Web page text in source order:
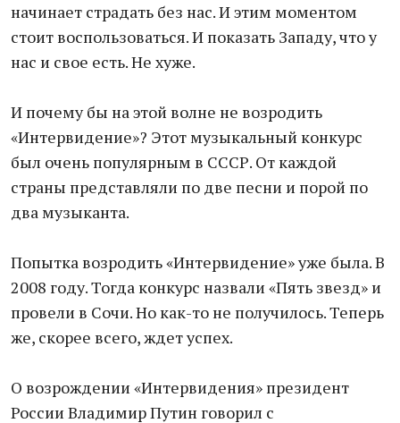
начинает страдать без нас. И этим моментом
стоит воспользоваться. И показать Западу, что у
нас и свое есть. Не хуже.
И почему бы на этой волне не возродить
«Интервидение»? Этот музыкальный конкурс
был очень популярным в СССР. От каждой
страны представляли по две песни и порой по
два музыканта.
Попытка возродить «Интервидение» уже была. В
2008 году. Тогда конкурс назвали «Пять звезд» и
провели в Сочи. Но как-то не получилось. Теперь
же, скорее всего, ждет успех.
О возрождении «Интервидения» президент
России Владимир Путин говорил с